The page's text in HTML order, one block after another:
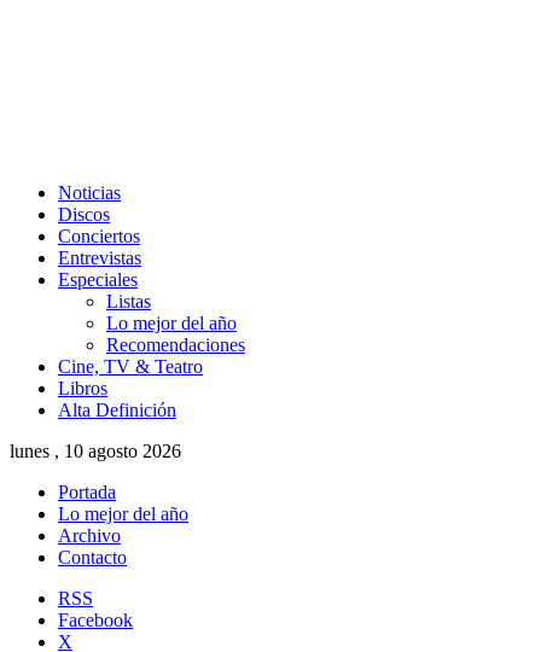
Noticias
Discos
Conciertos
Entrevistas
Especiales
Listas
Lo mejor del año
Recomendaciones
Cine, TV & Teatro
Libros
Alta Definición
lunes , 10 agosto 2026
Portada
Lo mejor del año
Archivo
Contacto
RSS
Facebook
X